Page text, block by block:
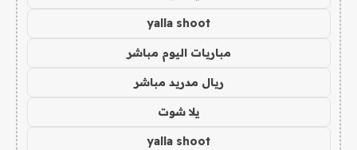
yalla shoot
مباريات اليوم مباشر
ريال مدريد مباشر
يلا شوت
yalla shoot